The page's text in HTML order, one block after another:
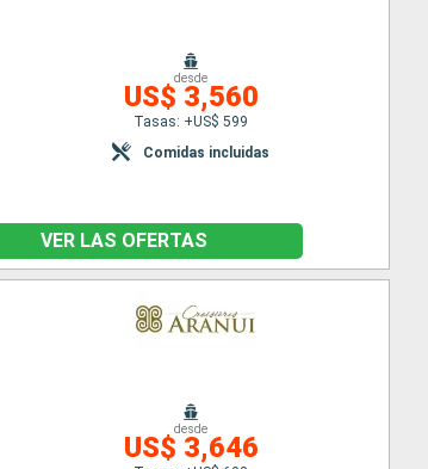
desde
US$ 3,560
Tasas: +US$ 599
Comidas incluidas
VER LAS OFERTAS
desde
US$ 3,646